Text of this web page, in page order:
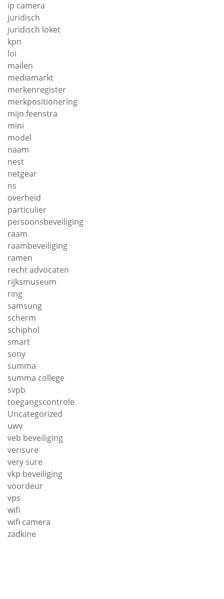
ip camera
juridisch
juridisch loket
kpn
loi
mailen
mediamarkt
merkenregister
merkpositionering
mijn feenstra
mini
model
naam
nest
netgear
ns
overheid
particulier
persoonsbeveiliging
raam
raambeveiliging
ramen
recht advocaten
rijksmuseum
ring
samsung
scherm
schiphol
smart
sony
summa
summa college
svpb
toegangscontrole
Uncategorized
uwv
veb beveiliging
verisure
very sure
vkp beveiliging
voordeur
vps
wifi
wifi camera
zadkine